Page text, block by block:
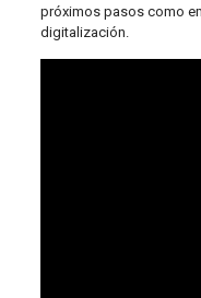
próximos pasos como
digitalización.